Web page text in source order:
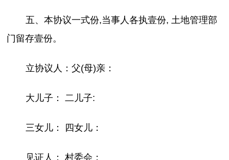
五、本协议一式份,当事人各执壹份, 土地管理部
门留存壹份。
立协议人：父(母)亲：
大儿子： 二儿子:
三女儿： 四女儿：
见证人： 村委会：